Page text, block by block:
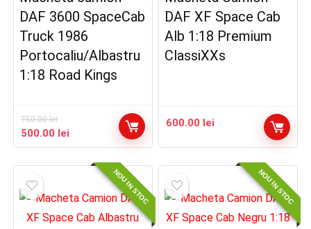
DAF 3600 SpaceCab
Truck 1986
Portocaliu/Albastru
1:18 Road Kings
750.00lei
Prețul
inițial
750.00 lei.
500.00 lei
curent
este:
500.00 lei.
DAF XF Space Cab
Alb 1:18 Premium
ClassiXXs
600.00 lei
NOU IN STOC NOU IN STOC